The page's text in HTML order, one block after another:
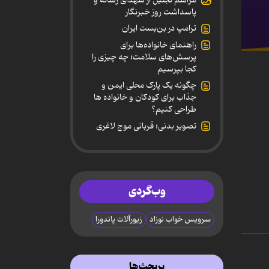
0
پاسداشت روز خبرنگار
ترامپ در بن‌بست ایران
راهنمای خانواده‌ها برای
پرسش‌های سلامت؛ چه چیزی را
کجا بپرسیم
چگونه یک پارک محلی ایمن و
جذاب برای کودکان و خانواده ها
طراحی کنیم؟
تصویر بدنی؛ قربانی موج لاغری
وب‌گردی
سرویس خواب نوزاد زیورآلات پاندورا